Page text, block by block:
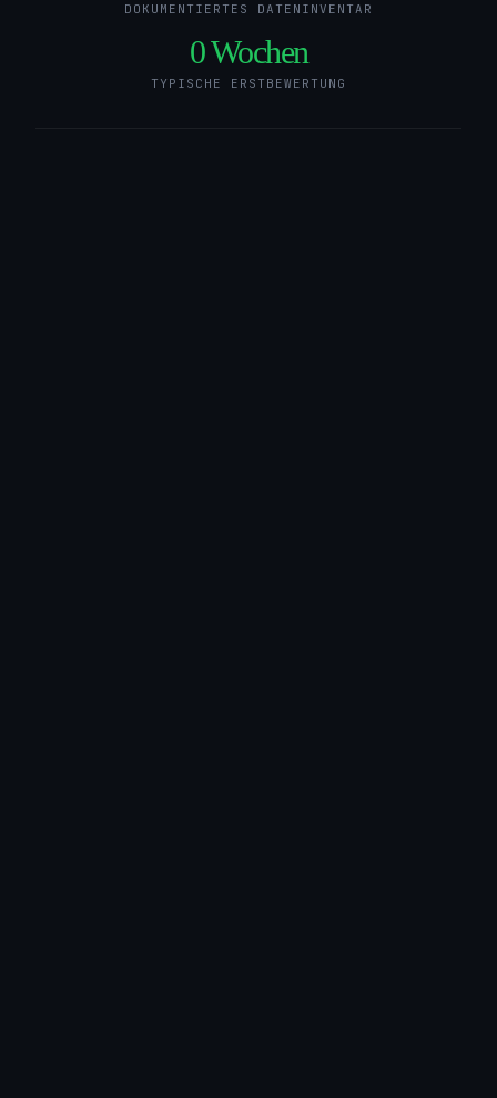
DOKUMENTIERTES DATENINVENTAR
0Wochen
TYPISCHE ERSTBEWERTUNG